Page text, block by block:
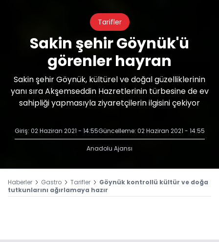
Tarifler
Sakin şehir Göynük'ü
görenler hayran
Sakin şehir Göynük, kültürel ve doğal güzelliklerinin
yanı sıra Akşemseddin Hazretlerinin türbesine de ev
sahipliği yapmasıyla ziyaretçilerin ilgisini çekiyor
Giriş: 02 Haziran 2021 - 14:55Güncelleme: 02 Haziran 2021 - 14:55
Anadolu Ajansı
Haberler Gastro Tarifler
Göynük kontrollü kültür ve doğa
tutkunlarını ağırlamaya hazır